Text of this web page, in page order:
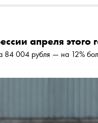
апреля этого
84 004 рубля — на 12%